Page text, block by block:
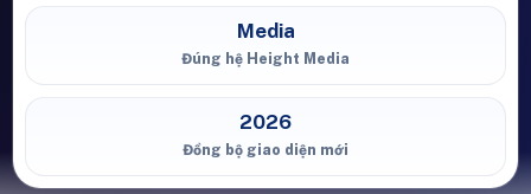
Media
Đúng hệ Height Media
2026
Đồng bộ giao diện mới